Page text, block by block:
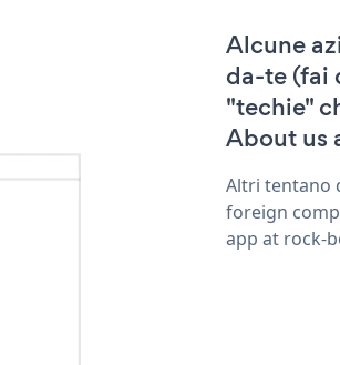
Alcune
da-te (fai
"techie"
About us
Altri tentano
foreign
app at rock-